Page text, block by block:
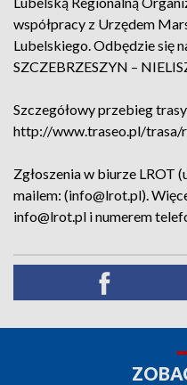
współpracy z Urzędem
Lubelskiego. Odbędzie się
SZCZEBRZESZYN –
Szczegółowy przebieg
http://www.traseo.pl/
Zgłoszenia w biurze LROT
mailem: (info@lrot.pl).
info@lrot.pl i numerem